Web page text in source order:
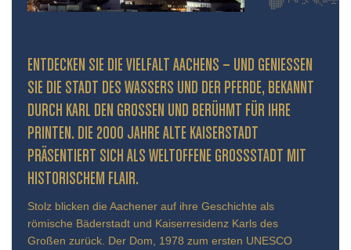
ENTDECKEN SIE DIE VIELFALT AACHENS – UND GENIESSEN S
IE DIE STADT DES WASSERS UND DER PFERDE, BEKANNT D
URCH KARL DEN GROSSEN UND BERÜHMT FÜR IHRE PR
INTEN. DIE 2000 JAHRE ALTE KAISERSTADT PR
ÄSENTIERT SICH ALS WELTOFFENE GROSSSTADT MIT HIS
TORISCHEM FLAIR.
Stolz blicken die Aachener auf ihre Geschichte als
römische Bäderstadt und Kaiserresidenz Karls des
Großen zurück. Der Dom, 1978 zum ersten UNESCO